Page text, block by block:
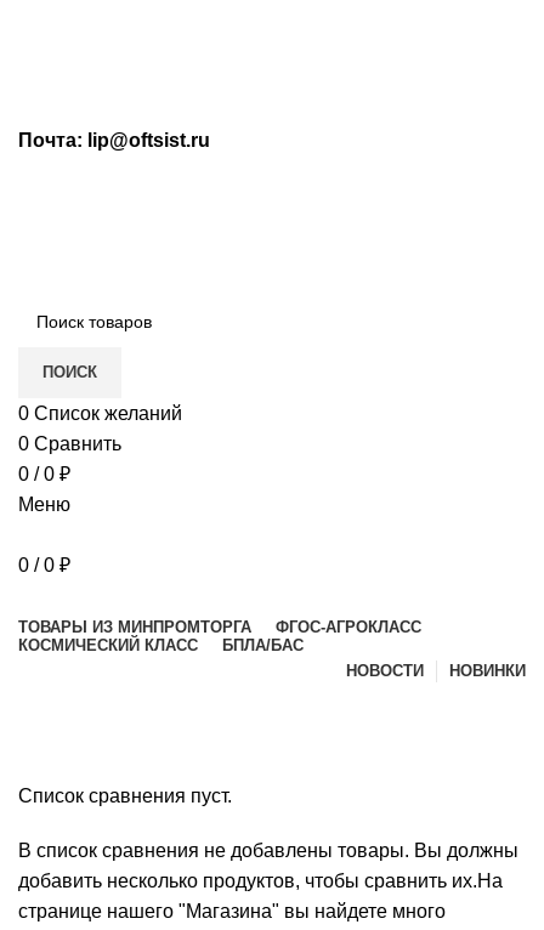
Почта: lip@oftsist.ru
ПОИСК
0 Список желаний
0 Сравнить
0 / 0 ₽
Меню
0 / 0 ₽
ТОВАРЫ ИЗ МИНПРОМТОРГА
ФГОС-АГРОКЛАСС
КОСМИЧЕСКИЙ КЛАСС
БПЛА/БАС
НОВОСТИ
НОВИНКИ
Список сравнения пуст.
В список сравнения не добавлены товары. Вы должны
добавить несколько продуктов, чтобы сравнить их.На
странице нашего "Магазина" вы найдете много